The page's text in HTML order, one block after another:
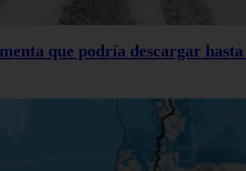
que podría descargar